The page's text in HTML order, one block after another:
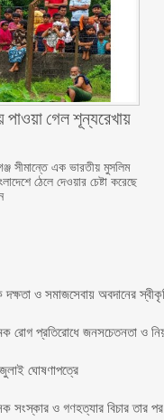
পাওয়া গেল শূন্যরেখায়
সীমান্তে এক ভারতীয় মুসলিম
ঠেলে দেওয়ার চেষ্টা করেছে
দক্ষতা ও সমাজসেবায় অবদানের
রোগ প্রতিরোধে জনসচেতনতা ও
ঘোষণাপত্রে
সংস্কার ও গণহত্যার বিচার তার পর